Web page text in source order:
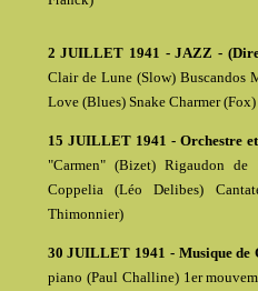
2 JUILLET 1941 - JAZZ -
Clair de Lune (Slow) Buscandos
Love (Blues) Snake Charmer
15 JUILLET 1941 - Orchestre
"Carmen" (Bizet) Rigaudon de
Coppelia (Léo Delibes)
Thimonnier)
30 JUILLET 1941 - Musique de
piano (Paul Challine) 1er